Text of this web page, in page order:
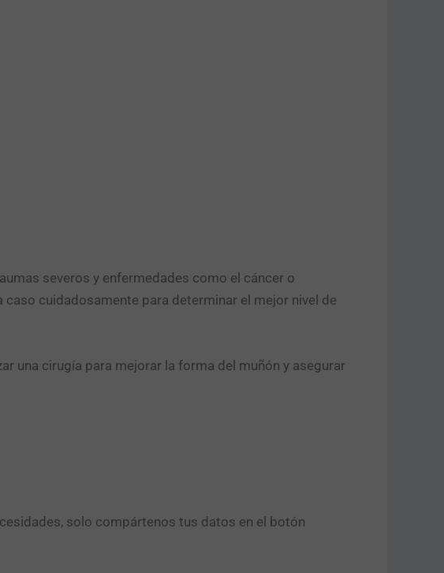
severos y enfermedades como el cáncer o
caso cuidadosamente para determinar el mejor nivel de
una cirugía para mejorar la forma del muñón y asegurar
solo compártenos tus datos en el botón